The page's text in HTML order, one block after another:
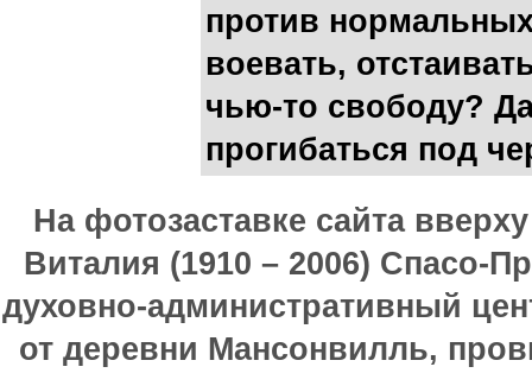
против
воевать,
чью-то свободу?
прогибаться под
На фотозаставке сайта
Виталия (1910 – 2006) Спасо-
духовно-административный
от деревни Мансонвилль,